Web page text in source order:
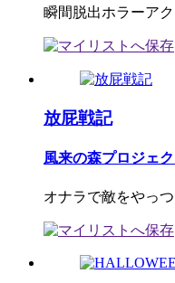
瞬間脱出ホラーア
放屁戦記
風来の森プロジェク
オナラで敵をやっ